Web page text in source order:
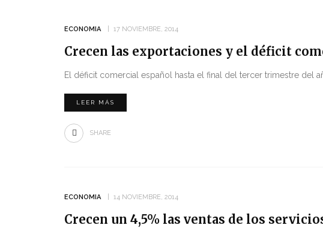
ECONOMIA 17 NOVIEMBRE, 2014
Crecen las exportaciones y el déficit
El déficit comercial español hasta el final del tercer trimestre del
LEER MÁS
SHARE
ECONOMIA 14 NOVIEMBRE, 2014
Crecen un 4,5% las ventas de los